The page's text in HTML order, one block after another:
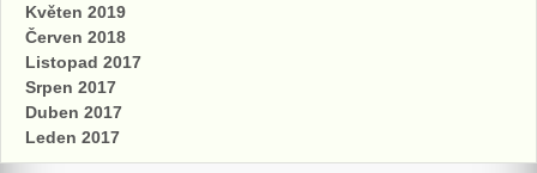
Květen 2019
Červen 2018
Listopad 2017
Srpen 2017
Duben 2017
Leden 2017